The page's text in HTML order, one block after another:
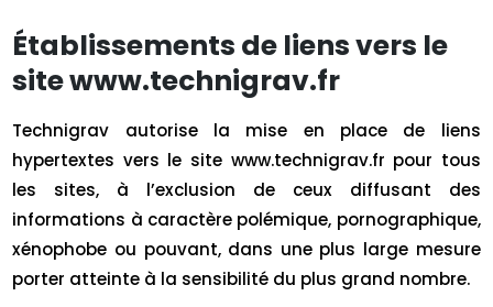
Établissements de liens vers le
site www.technigrav.fr
Technigrav autorise la mise en place de liens
hypertextes vers le site www.technigrav.fr pour tous
les sites, à l’exclusion de ceux diffusant des
informations à caractère polémique, pornographique,
xénophobe ou pouvant, dans une plus large mesure
porter atteinte à la sensibilité du plus grand nombre.